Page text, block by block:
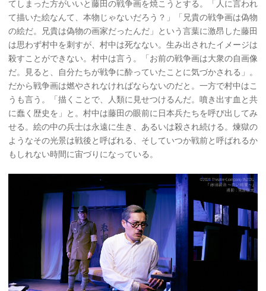
てしまった方がいいと藤田の戦争画を焼こうとする。「人に言われ
て描いた絵なんて、本物じゃないだろう？」「兄貴の戦争画は偽物
の絵だ。兄貴は偽物の画家だったんだ」という言葉に激昂した藤田
は思わず村中を刺すが、村中は死なない。生み出されたイメージは
殺すことができない。村中は言う。「お前の戦争画は大衆の自画像
だ。見ると、自分たちが戦争に酔っていたことに気づかされる」。
だから戦争画は燃やされなければならないのだと。一方で村中はこ
うも言う。「描くことで、人類に見せつけるんだ。噴き出す血と共
に蠢く歴史を」と。村中は藤田の眼前に日本兵たちを呼び出してみ
せる。絵の中の兵士は永遠に生き、あるいは殺され続ける。煉獄の
ようなその光景は戦後と呼ばれる、そしていつか戦前と呼ばれるか
もしれない時間に宙づりになっている。